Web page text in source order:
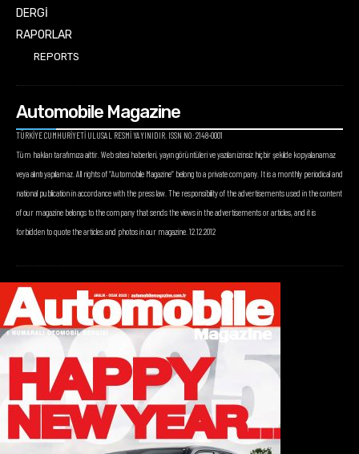
DERGİ
RAPORLAR
REPORTS
Automobile Magazine
TÜRKİYE CUMHURİYETİ ULUSAL RESMİ YAYINIDIR. ISSN NO: 2148-0001
Tüm hakları tarafımıza aittir. Web sitesi haberleri, yayın görüntüleri ve yazıları izinsiz hiçbir şekilde kopyalanamaz
veya alıntı yapılamaz. All rights of “Automobile Magazine” belong to a private company. It is a monthly periodical and
national publication in accordance with the press law. The responsibility of the advertisements used in the content
of our magazine belongs to the company that sends the views in the advertisements or articles, and it is
forbidden to quote the articles and photos in our magazine. 12.12.2012